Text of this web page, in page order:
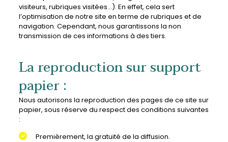
visiteurs, rubriques visitées…). En effet, cela sert
l’optimisation de notre site en terme de rubriques et de
navigation. Cependant, nous garantissons la non
transmission de ces informations à des tiers.
La reproduction sur support
papier :
Nous autorisons la reproduction des pages de ce site sur
papier, sous réserve du respect des conditions suivantes
:
Premièrement, la gratuité de la diffusion.